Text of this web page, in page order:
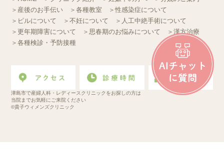
＞産後のお手伝い
＞各種教室
＞性感染症について
＞ピルについて
＞不妊について
＞人工中絶手術について
＞更年期障害について
＞思春期のお悩みについて
＞漢方治療
＞各種検診・予防接種
津島市で産婦人科・レディースクリニックをお探しの方は
当院までお気軽にご来院ください
©貴子ウィメンズクリニック